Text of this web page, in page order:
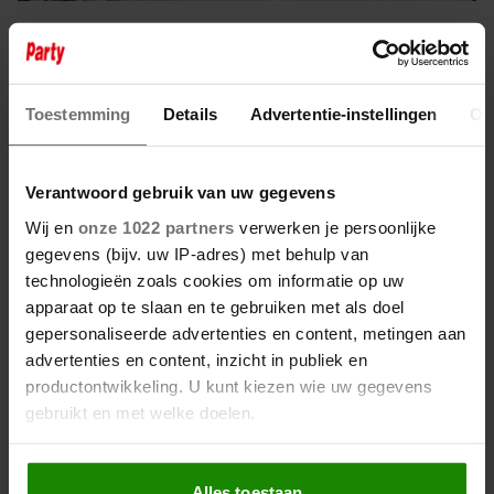
Toestemming Details Advertentie-instellingen
Verantwoord gebruik van uw gegevens
Wij en onze 1022 partners verwerken je persoonlijke
gegevens (bijv. uw IP-adres) met behulp van
technologieën zoals cookies om informatie op uw
apparaat op te slaan en te gebruiken met als doel
gepersonaliseerde advertenties en content, metingen aan
advertenties en content, inzicht in publiek en
productontwikkeling. U kunt kiezen wie uw gegevens
gebruikt en met welke doelen.
Als u het toestaat, willen we ook graag:
MART HOOGKAMER FLANEERT IN
JURK NA VERLOREN KOFFER